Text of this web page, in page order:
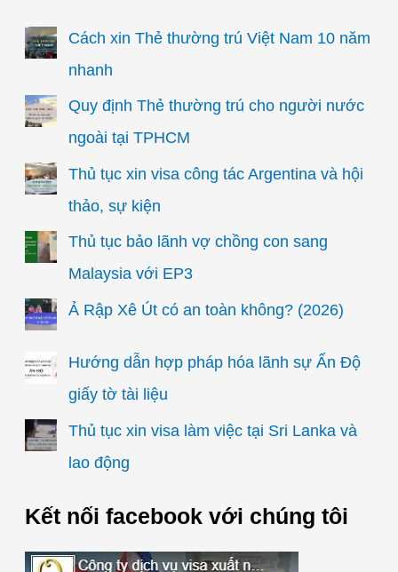
Cách xin Thẻ thường trú Việt Nam 10 năm
nhanh
Quy định Thẻ thường trú cho người nước
ngoài tại TPHCM
Thủ tục xin visa công tác Argentina và hội
thảo, sự kiện
Thủ tục bảo lãnh vợ chồng con sang
Malaysia với EP3
Ả Rập Xê Út có an toàn không? (2026)
Hướng dẫn hợp pháp hóa lãnh sự Ấn Độ
giấy tờ tài liệu
Thủ tục xin visa làm việc tại Sri Lanka và
lao động
Kết nối facebook với chúng tôi